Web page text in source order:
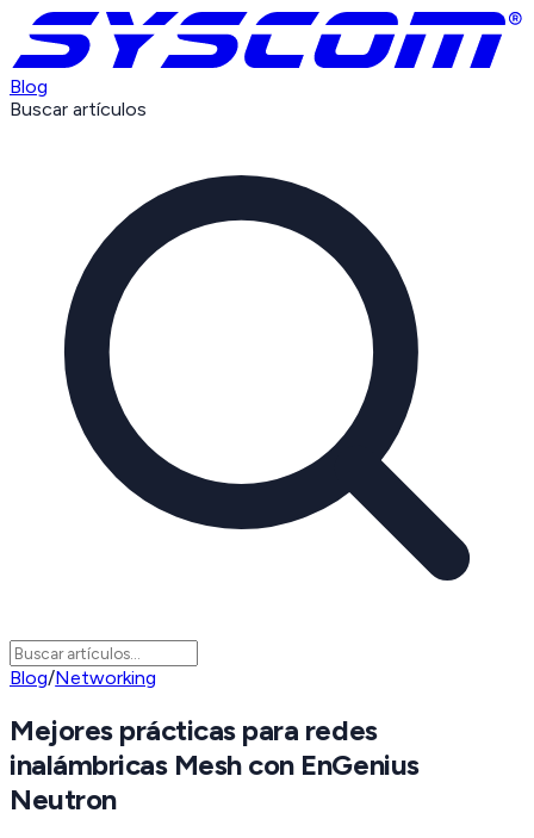
Blog
Buscar artículos
Blog/Networking
Mejores prácticas para redes
inalámbricas Mesh con EnGenius
Neutron